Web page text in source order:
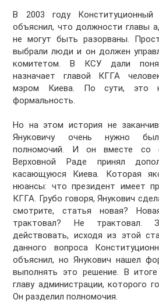
В 2003 году
объяснил, что должности главы
не могут быть разорваны.
выбрали люди и он должен
комитетом. В КСУ дали
назначает главой КГГА
мэром Киева. По сути, это
формальность.
Но на этом история не
Януковичу очень нужно
полномочий. И он вместе со
Верховной Раде принял
касающуюся Киева. Которая
нюансы: что президент имеет
КГГА. Грубо говоря, Янукович
смотрите, статья новая?
трактовал? Не трактовал.
действовать, исходя из этой
данного вопроса
объяснил, но Янукович нашел
выполнять это решение. В
главу администрации, которого
Он разделил полномочия.